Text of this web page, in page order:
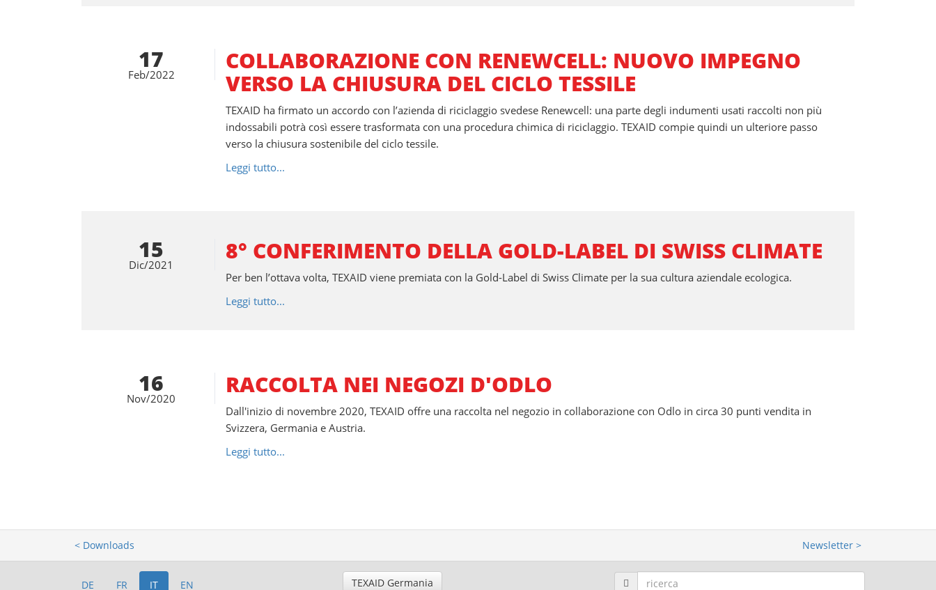
17
Feb/2022
COLLABORAZIONE CON RENEWCELL: NUOVO IMPEGNO
VERSO LA CHIUSURA DEL CICLO TESSILE
TEXAID ha firmato un accordo con l’azienda di riciclaggio svedese Renewcell: una parte degli indumenti usati raccolti non più
indossabili potrà così essere trasformata con una procedura chimica di riciclaggio. TEXAID compie quindi un ulteriore passo
verso la chiusura sostenibile del ciclo tessile.
Leggi tutto...
15
Dic/2021 8° CONFERIMENTO DELLA GOLD-LABEL DI SWISS CLIMATE
Per ben l’ottava volta, TEXAID viene premiata con la Gold-Label di Swiss Climate per la sua cultura aziendale ecologica.
Leggi tutto...
16
Nov/2020 RACCOLTA NEI NEGOZI D'ODLO
Dall'inizio di novembre 2020, TEXAID offre una raccolta nel negozio in collaborazione con Odlo in circa 30 punti vendita in
Svizzera, Germania e Austria.
Leggi tutto...
< Downloads Newsletter >
DE FR IT EN TEXAID Germania